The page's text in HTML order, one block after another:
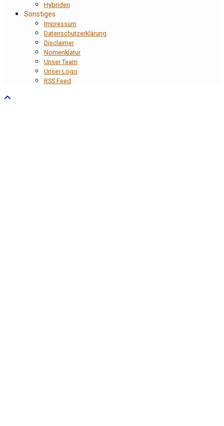
Hybriden
Sonstiges
Impressum
Datenschutzerklärung
Disclaimer
Nomenklatur
Unser Team
Unser Logo
RSS Feed